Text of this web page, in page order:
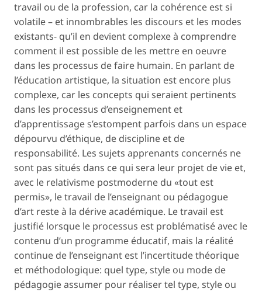
travail ou de la profession, car la cohérence est si
volatile – et innombrables les discours et les modes
existants- qu’il en devient complexe à comprendre
comment il est possible de les mettre en oeuvre
dans les processus de faire humain. En parlant de
l’éducation artistique, la situation est encore plus
complexe, car les concepts qui seraient pertinents
dans les processus d’enseignement et
d’apprentissage s’estompent parfois dans un espace
dépourvu d’éthique, de discipline et de
responsabilité. Les sujets apprenants concernés ne
sont pas situés dans ce qui sera leur projet de vie et,
avec le relativisme postmoderne du «tout est
permis», le travail de l’enseignant ou pédagogue
d’art reste à la dérive académique. Le travail est
justifié lorsque le processus est problématisé avec le
contenu d’un programme éducatif, mais la réalité
continue de l’enseignant est l’incertitude théorique
et méthodologique: quel type, style ou mode de
pédagogie assumer pour réaliser tel type, style ou